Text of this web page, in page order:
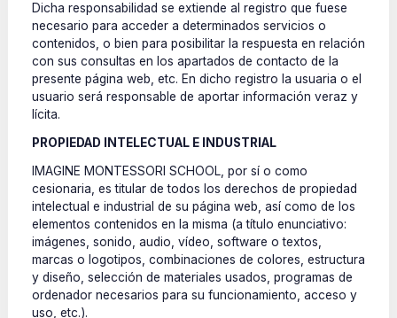
Dicha responsabilidad se extiende al registro que fuese
necesario para acceder a determinados servicios o
contenidos, o bien para posibilitar la respuesta en relación
con sus consultas en los apartados de contacto de la
presente página web, etc. En dicho registro la usuaria o el
usuario será responsable de aportar información veraz y
lícita.
PROPIEDAD INTELECTUAL E INDUSTRIAL
IMAGINE MONTESSORI SCHOOL, por sí o como
cesionaria, es titular de todos los derechos de propiedad
intelectual e industrial de su página web, así como de los
elementos contenidos en la misma (a título enunciativo:
imágenes, sonido, audio, vídeo, software o textos,
marcas o logotipos, combinaciones de colores, estructura
y diseño, selección de materiales usados, programas de
ordenador necesarios para su funcionamiento, acceso y
uso, etc.).